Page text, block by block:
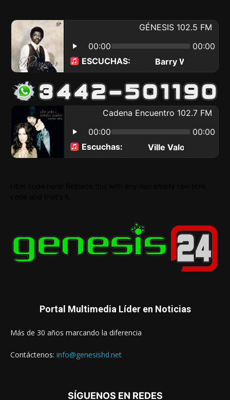
Portal Multimedia Líder en Noticias
Más de 30 años marcando la diferencia
Contáctenos: info@genesishd.net
SÍGUENOS EN REDES